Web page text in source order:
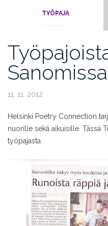
TYÖPAJA
Sanomissa
11. 11. 2012
Helsinki Poetry Connection
nuorille sekä aikuisille. Tässä
työpajasta.